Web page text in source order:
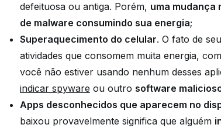
defeituosa ou antiga. Porém, uma mudança
de malware consumindo sua energia;
Superaquecimento do celular. O fato de
atividades que consomem muita energia,
você não estiver usando nenhum desses
indicar spyware ou outro software
Apps desconhecidos que aparecem no
baixou provavelmente significa que alguém